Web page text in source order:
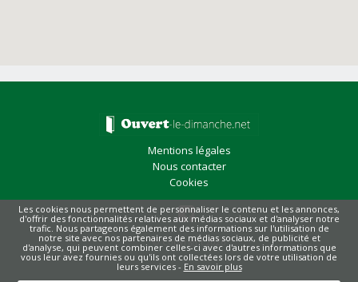
Mentions légales
Nous contacter
Cookies
© Copyright 2026
Les cookies nous permettent de personnaliser le contenu et les annonces,
d'offrir des fonctionnalités relatives aux médias sociaux et d'analyser notre
trafic. Nous partageons également des informations sur l'utilisation de
notre site avec nos partenaires de médias sociaux, de publicité et
d'analyse, qui peuvent combiner celles-ci avec d'autres informations que
vous leur avez fournies ou qu'ils ont collectées lors de votre utilisation de
leurs services - En savoir plus